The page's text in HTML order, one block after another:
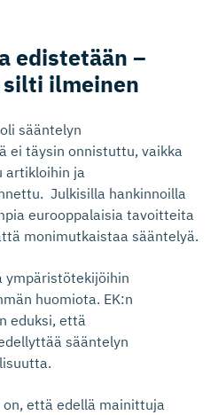
edistetään –
ilmeinen
sääntelyn
ei täysin onnistuttu, vaikka
artikloihin ja
Julkisilla hankinnoilla
eurooppalaisia tavoitteita
monimutkaistaa sääntelyä.
ympäristötekijöihin
huomiota. EK:n
eduksi, että
sääntelyn
että edellä mainittuja